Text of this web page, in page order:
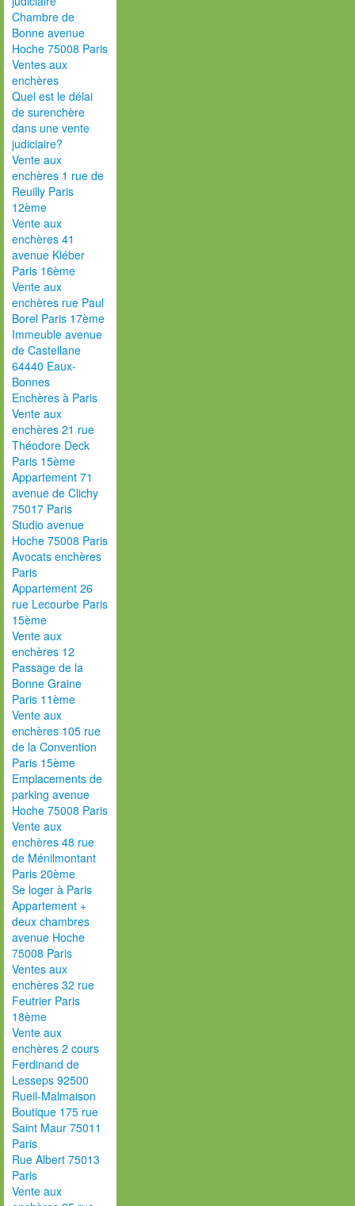
Chambre de
Bonne avenue
Hoche 75008 Paris
Ventes aux
enchères
Quel est le délai
de surenchère
dans une vente
judiciaire?
Vente aux
enchères 1 rue de
Reuilly Paris
12ème
Vente aux
enchères 41
avenue Kléber
Paris 16ème
Vente aux
enchères rue Paul
Borel Paris 17ème
Immeuble avenue
de Castellane
64440 Eaux-
Bonnes
Enchères à Paris
Vente aux
enchères 21 rue
Théodore Deck
Paris 15ème
Appartement 71
avenue de Clichy
75017 Paris
Studio avenue
Hoche 75008 Paris
Avocats enchères
Paris
Appartement 26
rue Lecourbe Paris
15ème
Vente aux
enchères 12
Passage de la
Bonne Graine
Paris 11ème
Vente aux
enchères 105 rue
de la Convention
Paris 15ème
Emplacements de
parking avenue
Hoche 75008 Paris
Vente aux
enchères 48 rue
de Ménilmontant
Paris 20ème
Se loger à Paris
Appartement +
deux chambres
avenue Hoche
75008 Paris
Ventes aux
enchères 32 rue
Feutrier Paris
18ème
Vente aux
enchères 2 cours
Ferdinand de
Lesseps 92500
Rueil-Malmaison
Boutique 175 rue
Saint Maur 75011
Paris
Rue Albert 75013
Paris
Vente aux